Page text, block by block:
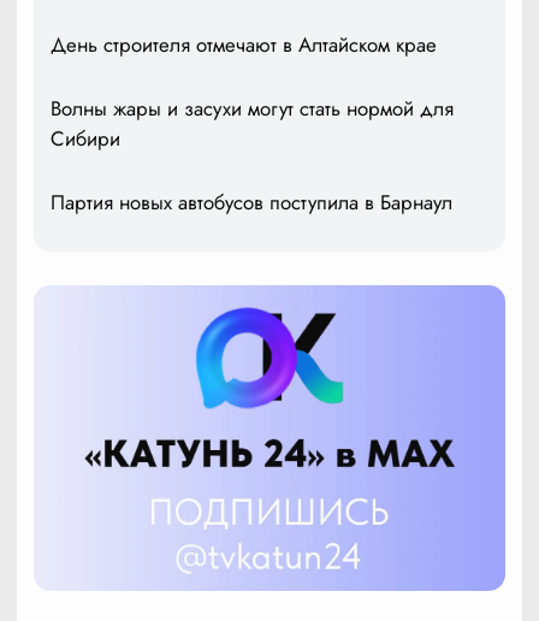
День строителя отмечают в Алтайском крае
Волны жары и засухи могут стать нормой для
Сибири
Партия новых автобусов поступила в Барнаул